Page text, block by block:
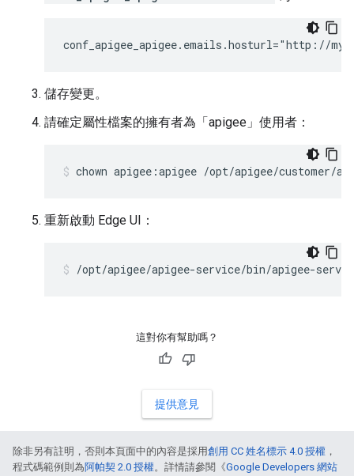
conf_apigee_apigee.emails.hosturl="http://
儲存變更。
請確定屬性檔案的擁有者為「apigee」使用者：
chown apigee:apigee /opt/apigee/customer/
重新啟動 Edge UI：
/opt/apigee/apigee-service/bin/apigee-
這對你有幫助嗎？
提供意見
除非另有註明，否則本頁面中的內容是採用創用 CC 姓名標示 4.0 授權 ，
程式碼範例則為阿帕契 2.0 授權。詳情請參閱《Google Developers 網站